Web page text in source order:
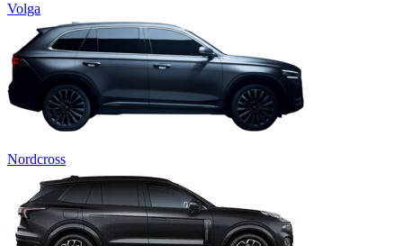
Volga
Nordcross